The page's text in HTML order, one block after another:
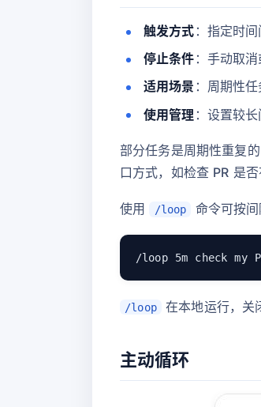
触发方式 ：指定时间
停止条件 ：手动取
适用场景 ：周期性
使用管理 ：设置较
部分任务是周期性重复
口方式，如检查 PR 是
使用 /loop 命令可按间
/loop 在本地运行，关
主动循环